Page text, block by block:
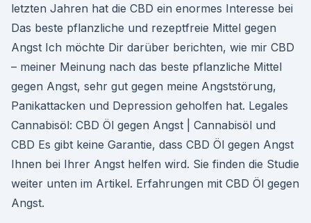
letzten Jahren hat die CBD ein enormes Interesse bei
Das beste pflanzliche und rezeptfreie Mittel gegen
Angst Ich möchte Dir darüber berichten, wie mir CBD
– meiner Meinung nach das beste pflanzliche Mittel
gegen Angst, sehr gut gegen meine Angststörung,
Panikattacken und Depression geholfen hat. Legales
Cannabisöl: CBD Öl gegen Angst | Cannabisöl und
CBD Es gibt keine Garantie, dass CBD Öl gegen Angst
Ihnen bei Ihrer Angst helfen wird. Sie finden die Studie
weiter unten im Artikel. Erfahrungen mit CBD Öl gegen
Angst.